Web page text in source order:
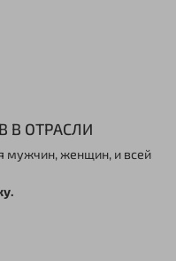
В ОТРАСЛИ
мужчин, женщин, и всей